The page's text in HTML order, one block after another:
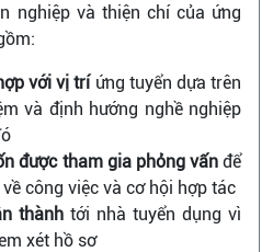
nghiệp và thiện chí của ứng
với vị trí ứng tuyển dựa trên
và định hướng nghề nghiệp
được tham gia phỏng vấnđể
công việc và cơ hội hợp tác
thành tới nhà tuyển dụng vì
xét hồ sơ